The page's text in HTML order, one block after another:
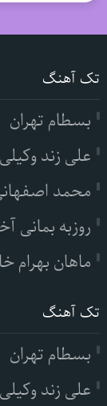
تک آهنگ
بسطام تهران
علی زند
محمد
روزبه بمانی
ماهان بهرام
تک آهنگ
بسطام تهران
علی زند